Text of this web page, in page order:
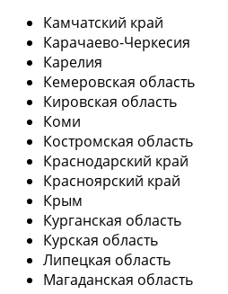
Камчатский край
Карачаево-Черкесия
Карелия
Кемеровская область
Кировская область
Коми
Костромская область
Краснодарский край
Красноярский край
Крым
Курганская область
Курская область
Липецкая область
Магаданская область